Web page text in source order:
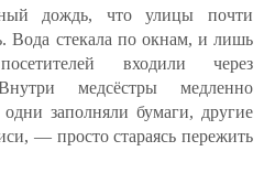
дождь, что улицы почти
Вода стекала по окнам, и лишь
входили через
медсёстры медленно
заполняли бумаги, другие
— просто стараясь пережить